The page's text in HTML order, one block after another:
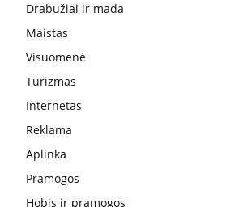
Drabužiai ir mada
Maistas
Visuomenė
Turizmas
Internetas
Reklama
Aplinka
Pramogos
Hobis ir pramogos